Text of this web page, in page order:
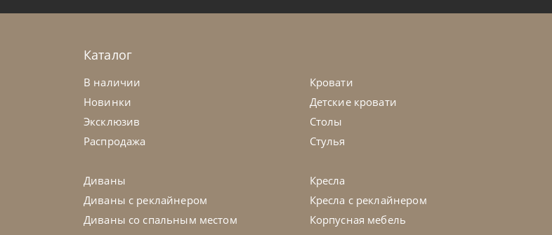
Каталог
В наличии
Новинки
Эксклюзив
Распродажа
Диваны
Диваны с реклайнером
Диваны со спальным местом
Кровати
Детские кровати
Столы
Стулья
Кресла
Кресла с реклайнером
Корпусная мебель